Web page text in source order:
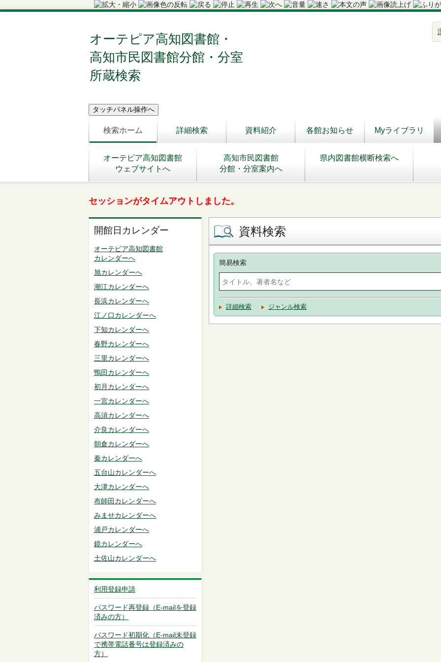
オーテピア高知図書館・
高知市民図書館分館・分室
所蔵検索
検索ホーム 詳細検索 資料紹介 各館お知らせ Myライブラリ
オーテピア高知図書館
ウェブサイトへ
高知市民図書館
分館・分室案内へ
県内図書館横断検索へ
セッションがタイムアウトしました。
開館日カレンダー
オーテピア高知図書館
カレンダーへ
旭カレンダーへ
潮江カレンダーへ
長浜カレンダーへ
江ノ口カレンダーへ
下知カレンダーへ
春野カレンダーへ
三里カレンダーへ
鴨田カレンダーへ
初月カレンダーへ
一宮カレンダーへ
高須カレンダーへ
介良カレンダーへ
朝倉カレンダーへ
秦カレンダーへ
五台山カレンダーへ
大津カレンダーへ
布師田カレンダーへ
みませカレンダーへ
浦戸カレンダーへ
鏡カレンダーへ
土佐山カレンダーへ
利用登録申請
パスワード再登録（E-mailを登録
済みの方）
パスワード初期化（E-mail未登録
で携帯電話番号は登録済みの
方）
資料検索
簡易検索
詳細検索 ジャンル検索